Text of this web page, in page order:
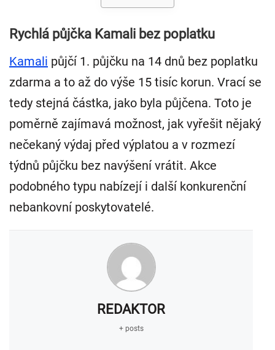
Rychlá půjčka Kamali bez poplatku
Kamali půjčí 1. půjčku na 14 dnů bez poplatku
zdarma a to až do výše 15 tisíc korun. Vrací se
tedy stejná částka, jako byla půjčena. Toto je
poměrně zajímavá možnost, jak vyřešit nějaký
nečekaný výdaj před výplatou a v rozmezí
týdnů půjčku bez navýšení vrátit. Akce
podobného typu nabízejí i další konkurenční
nebankovní poskytovatelé.
REDAKTOR
+ posts